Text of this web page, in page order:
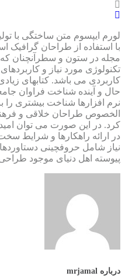
لورم ایپسوم متن ساختگی با
با استفاده از طراحان گرافیک
مجله در ستون و سطرآنچنان
تکنولوژی مورد نیاز و
کاربردی می باشد. کتابهای
حال و آینده شناخت فراوان
نرم افزارها شناخت بیشتری را
الخصوص طراحان خلاقی و
کرد. در این صورت می توان
در ارائه راهکارها و شرایط
نیاز شامل حروفچینی
پیوسته اهل دنیای موجود
درباره mrjamal